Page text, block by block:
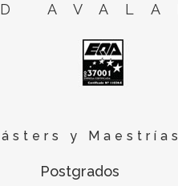
y Maestrías
Postgrados